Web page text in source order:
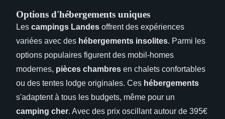
Options d'hébergements uniques
Les campings Landes offrent des expériences
variées avec des hébergements insolites. Parmi les
options populaires figurent des mobil-homes
modernes, pièces chambres en chalets confortables
ou des tentes lodge originales. Ces hébergements
s'adaptent à tous les budgets, même pour un
camping cher. Avec des prix oscillant autour de 395€